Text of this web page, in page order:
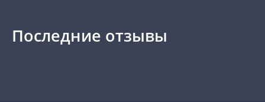
Последние отзывы